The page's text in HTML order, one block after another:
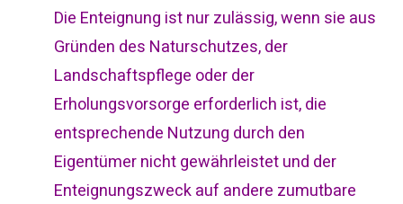
Die Enteignung ist nur zulässig, wenn sie aus
Gründen des Naturschutzes, der
Landschaftspflege oder der
Erholungsvorsorge erforderlich ist, die
entsprechende Nutzung durch den
Eigentümer nicht gewährleistet und der
Enteignungszweck auf andere zumutbare